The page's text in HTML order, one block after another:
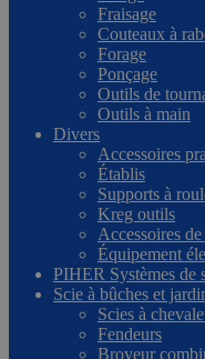
Fraisage
Couteaux à
Forage
Ponçage
Outils de
Outils à main
Divers
Accessoires
Établis
Supports à
Kreg outils
Accessoires
Équipement
PIHER Systèmes de
Scie à bûches et
Scies à
Fendeurs
Broyeur